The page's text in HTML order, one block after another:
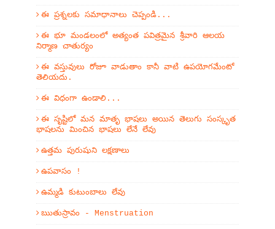
ఈ ప్రశ్నలకు సమాధానాలు చెప్పండి...
ఈ భూ మండలంలో అత్యంత పవిత్రమైన శ్రీవారి ఆలయ
నిర్మాణ చాతుర్యం
ఈ వస్తువులు రోజూ వాడుతాం కానీ వాటి ఉపయోగమేంటో
తెలియదు.
ఈ విధంగా ఉండాలి...
ఈ సృష్టిలో మన మాతృ భాషలు అయిన తెలుగు సంస్కృత
భాషలను మించిన భాషలు లేనే లేవు
ఉత్తమ పురుషుని లక్షణాలు
ఉపవాసం !
ఉమ్మడి కుటుంబాలు లేవు
ఋతుస్రావం - Menstruation